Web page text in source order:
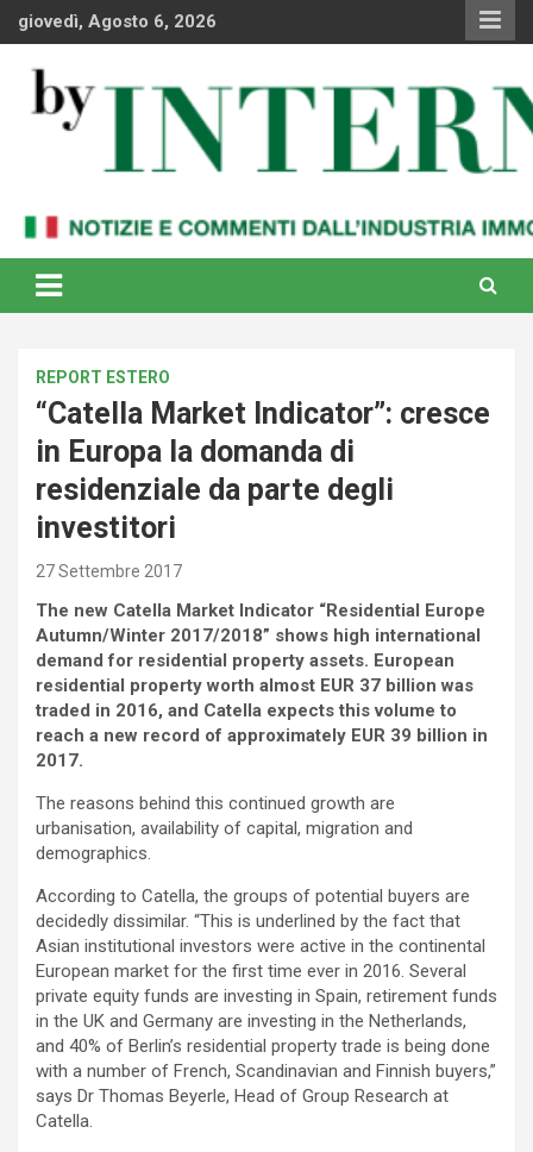
Skipgiovedì, Agosto 6, 2026
By Internews
internazionale
REPORT ESTERO
“Catella Market Indicator”: cresce
in Europa la domanda di
residenziale da parte degli
investitori
27 Settembre 2017
The new Catella Market Indicator “Residential Europe
Autumn/Winter 2017/2018” shows high international
demand for residential property assets. European
residential property worth almost EUR 37 billion was
traded in 2016, and Catella expects this volume to
reach a new record of approximately EUR 39 billion in
2017.
The reasons behind this continued growth are
urbanisation, availability of capital, migration and
demographics.
According to Catella, the groups of potential buyers are
decidedly dissimilar. “This is underlined by the fact that
Asian institutional investors were active in the continental
European market for the first time ever in 2016. Several
private equity funds are investing in Spain, retirement funds
in the UK and Germany are investing in the Netherlands,
and 40% of Berlin’s residential property trade is being done
with a number of French, Scandinavian and Finnish buyers,”
says Dr Thomas Beyerle, Head of Group Research at
Catella.